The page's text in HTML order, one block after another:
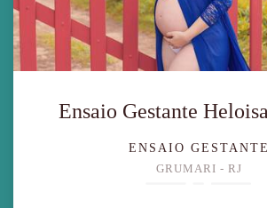
Ensaio Gestante
ENSAIO GESTANTE
GRUMARI - RJ